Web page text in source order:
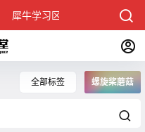
犀牛学习区
全部标签 螺旋桨蘑菇